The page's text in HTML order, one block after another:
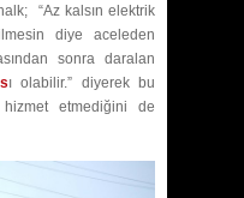
“Az kalsın elektrik
diye aceleden
sonra daralan
ı olabilir.” diyerek bu
hizmet etmediğini de